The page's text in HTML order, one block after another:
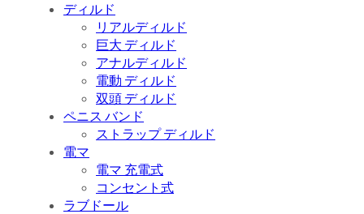
ディルド
リアルディルド
巨大 ディルド
アナルディルド
電動 ディルド
双頭 ディルド
ペニス バンド
ストラップ ディルド
電マ
電マ 充電式
コンセント式
ラブドール